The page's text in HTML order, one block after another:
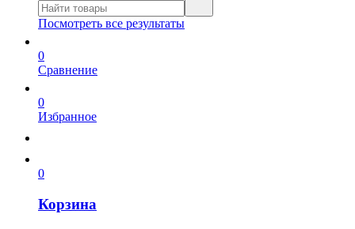
Посмотреть все результаты
0
Сравнение
0
Избранное
0
Корзина